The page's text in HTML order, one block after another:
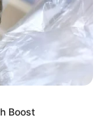
federal Yandra
JASB
pela PEC 14: o
Boost